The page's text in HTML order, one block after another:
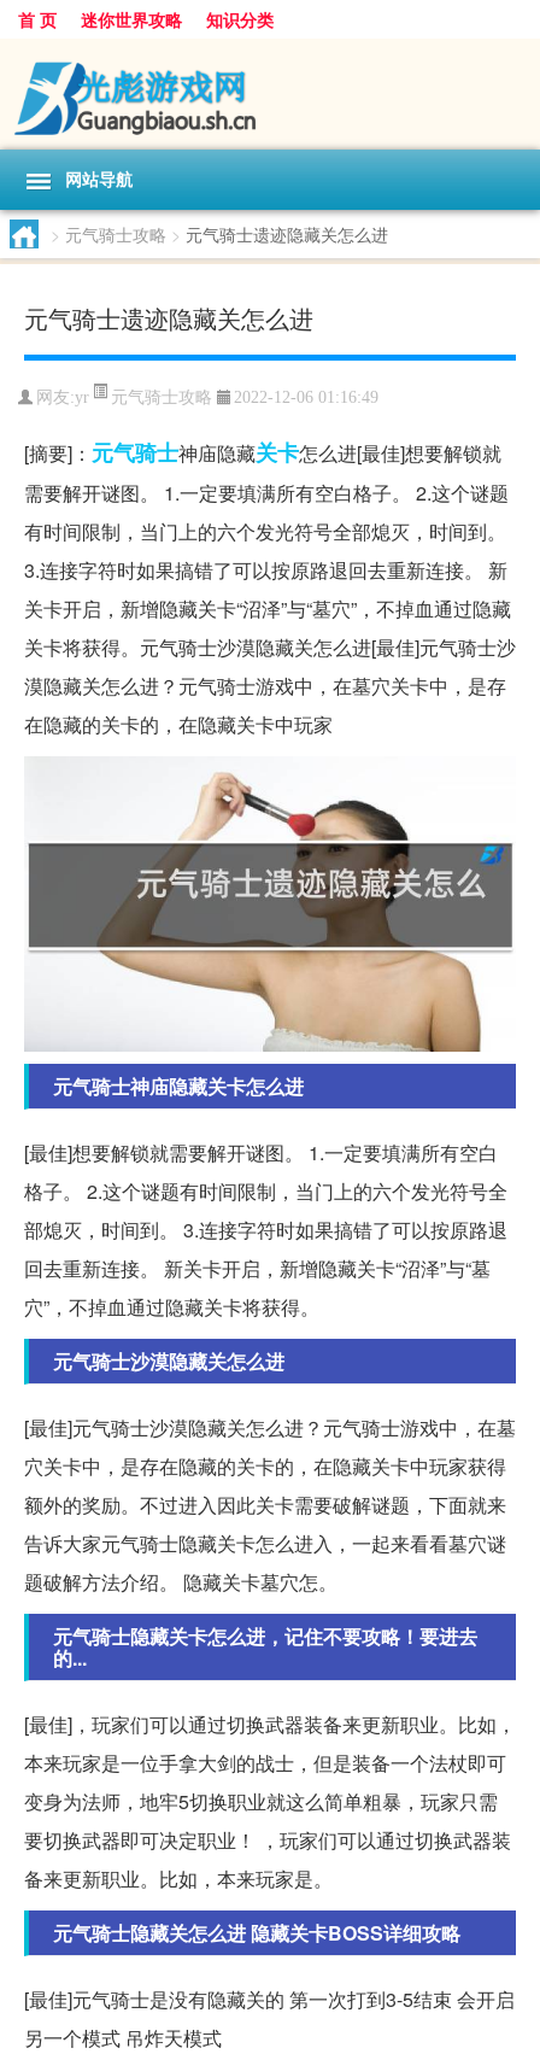
首 页 迷你世界攻略 知识分类
网站导航
> 元气骑士攻略 > 元气骑士遗迹隐藏关怎么进
元气骑士遗迹隐藏关怎么进
网友:yr 元气骑士攻略 2022-12-06 01:16:49
[摘要]： 元气骑士神庙隐藏关卡怎么进[最佳]想要解锁就
需要解开谜图。 1.一定要填满所有空白格子。 2.这个谜题
有时间限制，当门上的六个发光符号全部熄灭，时间到。
3.连接字符时如果搞错了可以按原路退回去重新连接。 新
关卡开启，新增隐藏关卡“沼泽”与“墓穴”，不掉血通过隐藏
关卡将获得。元气骑士沙漠隐藏关怎么进[最佳]元气骑士沙
漠隐藏关怎么进？元气骑士游戏中，在墓穴关卡中，是存
在隐藏的关卡的，在隐藏关卡中玩家
元气骑士神庙隐藏关卡怎么进
[最佳]想要解锁就需要解开谜图。 1.一定要填满所有空白
格子。 2.这个谜题有时间限制，当门上的六个发光符号全
部熄灭，时间到。 3.连接字符时如果搞错了可以按原路退
回去重新连接。 新关卡开启，新增隐藏关卡“沼泽”与“墓
穴”，不掉血通过隐藏关卡将获得。
元气骑士沙漠隐藏关怎么进
[最佳]元气骑士沙漠隐藏关怎么进？元气骑士游戏中，在墓
穴关卡中，是存在隐藏的关卡的，在隐藏关卡中玩家获得
额外的奖励。不过进入因此关卡需要破解谜题，下面就来
告诉大家元气骑士隐藏关卡怎么进入，一起来看看墓穴谜
题破解方法介绍。 隐藏关卡墓穴怎。
元气骑士隐藏关卡怎么进，记住不要攻略！要进去
的...
[最佳]，玩家们可以通过切换武器装备来更新职业。比如，
本来玩家是一位手拿大剑的战士，但是装备一个法杖即可
变身为法师，地牢5切换职业就这么简单粗暴，玩家只需
要切换武器即可决定职业！ ，玩家们可以通过切换武器装
备来更新职业。比如，本来玩家是。
元气骑士隐藏关怎么进 隐藏关卡BOSS详细攻略
[最佳]元气骑士是没有隐藏关的 第一次打到3-5结束 会开启
另一个模式 吊炸天模式